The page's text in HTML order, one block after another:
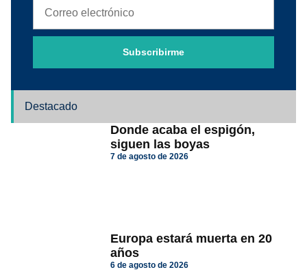
Subscribirme
Destacado
Donde acaba el espigón,
siguen las boyas
7 de agosto de 2026
Europa estará muerta en 20
años
6 de agosto de 2026